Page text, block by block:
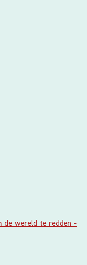
de wereld te redden -